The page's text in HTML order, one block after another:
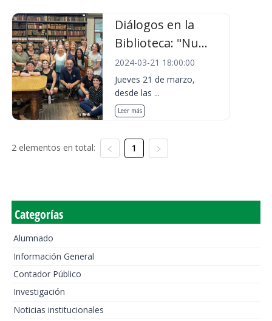
Diálogos en la
Biblioteca: "Nu...
2024-03-21 18:00:00
Jueves 21 de marzo,
desde las ...
Leer más
2 elementos en total: 1
Categorías
Alumnado
Información General
Contador Público
Investigación
Noticias institucionales